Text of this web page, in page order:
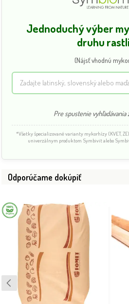
Jednoduchý výber
druhu
(Nájsť vhodnú
Pre spustenie vyhľadávania
*Všetky špecializované varianty mykorhízy (KVET,
univerzálnym produktom Symbivit alebo
Odporúčame dokúpiť